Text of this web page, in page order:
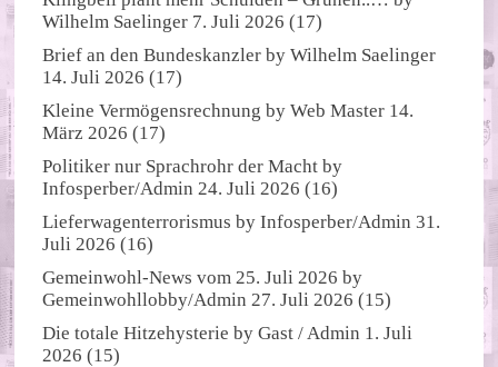
Wilhelm Saelinger 7. Juli 2026 (17)
Brief an den Bundeskanzler byWilhelm Saelinger
14. Juli 2026 (17)
Kleine Vermögensrechnung byWeb Master 14.
März 2026 (17)
Politiker nur Sprachrohr der Macht by
Infosperber/Admin 24. Juli 2026 (16)
Lieferwagenterrorismus byInfosperber/Admin 31.
Juli 2026 (16)
Gemeinwohl-News vom 25. Juli 2026 by
Gemeinwohllobby/Admin 27. Juli 2026 (15)
Die totale Hitzehysterie byGast / Admin 1. Juli
2026 (15)